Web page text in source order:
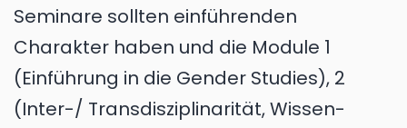
Seminare sollten einführenden
Charakter haben und die Module 1
(Einführung in die Gender Studies), 2
(Inter-/ Trans­dis­zi­pli­na­ri­tät, Wissen­